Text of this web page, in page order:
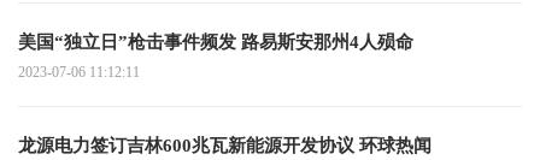
美国“独立日”枪击事件频发 路易斯安那州4人殒命
2023-07-06 11:12:11
龙源电力签订吉林600兆瓦新能源开发协议 环球热闻